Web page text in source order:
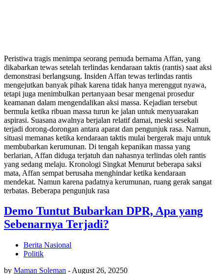
Peristiwa tragis menimpa seorang pemuda bernama Affan, yang
dikabarkan tewas setelah terlindas kendaraan taktis (rantis) saat aksi
demonstrasi berlangsung. Insiden Affan tewas terlindas rantis
mengejutkan banyak pihak karena tidak hanya merenggut nyawa,
tetapi juga menimbulkan pertanyaan besar mengenai prosedur
keamanan dalam mengendalikan aksi massa. Kejadian tersebut
bermula ketika ribuan massa turun ke jalan untuk menyuarakan
aspirasi. Suasana awalnya berjalan relatif damai, meski sesekali
terjadi dorong-dorongan antara aparat dan pengunjuk rasa. Namun,
situasi memanas ketika kendaraan taktis mulai bergerak maju untuk
membubarkan kerumunan. Di tengah kepanikan massa yang
berlarian, Affan diduga terjatuh dan nahasnya terlindas oleh rantis
yang sedang melaju. Kronologi Singkat Menurut beberapa saksi
mata, Affan sempat berusaha menghindar ketika kendaraan
mendekat. Namun karena padatnya kerumunan, ruang gerak sangat
terbatas. Beberapa pengunjuk rasa
Demo Tuntut Bubarkan DPR, Apa yang
Sebenarnya Terjadi?
Berita Nasional
Politik
by Maman Soleman - August 26, 20250